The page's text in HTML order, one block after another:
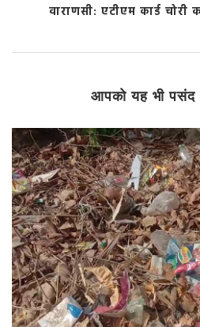
वाराणसी: एटीएम कार्ड
आपको यह भी